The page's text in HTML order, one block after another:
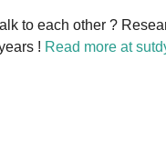
to each other ?
! Read more at